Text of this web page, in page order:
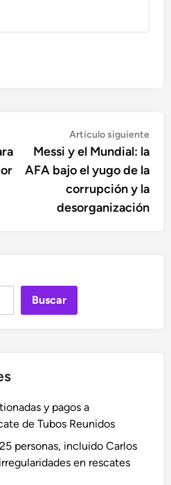
Artículo siguiente
Messi y el Mundial: la
AFA bajo el yugo de la
corrupción y la
desorganización
Buscar
y pagos a
de Tubos Reunidos
personas, incluido Carlos
en rescates